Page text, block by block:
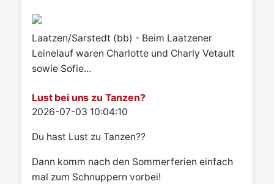
Laatzen/Sarstedt (bb) - Beim Laatzener
Leinelauf waren Charlotte und Charly Vetault
sowie Sofie...
Lust bei uns zu Tanzen?
Details
2026-07-03 10:04:10
Du hast Lust zu Tanzen??
Dann komm nach den Sommerferien einfach
mal zum Schnuppern vorbei!